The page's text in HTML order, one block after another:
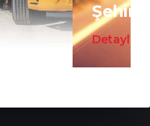
Detaylar